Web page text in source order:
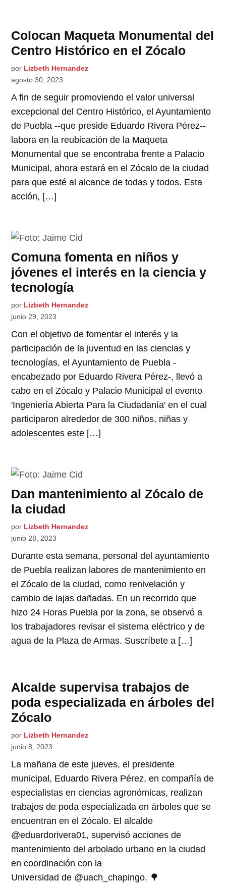
Colocan Maqueta Monumental del
Centro Histórico en el Zócalo
por Lizbeth Hernandez
agosto 30, 2023
A fin de seguir promoviendo el valor universal
excepcional del Centro Histórico, el Ayuntamiento
de Puebla --que preside Eduardo Rivera Pérez--
labora en la reubicación de la Maqueta
Monumental que se encontraba frente a Palacio
Municipal, ahora estará en el Zócalo de la ciudad
para que esté al alcance de todas y todos. Esta
acción, […]
Comuna fomenta en niños y
jóvenes el interés en la ciencia y
tecnología
por Lizbeth Hernandez
junio 29, 2023
Con el objetivo de fomentar el interés y la
participación de la juventud en las ciencias y
tecnologías, el Ayuntamiento de Puebla -
encabezado por Eduardo Rivera Pérez-, llevó a
cabo en el Zócalo y Palacio Municipal el evento
'Ingeniería Abierta Para la Ciudadanía' en el cual
participaron alrededor de 300 niños, niñas y
adolescentes este […]
Dan mantenimiento al Zócalo de
la ciudad
por Lizbeth Hernandez
junio 28, 2023
Durante esta semana, personal del ayuntamiento
de Puebla realizan labores de mantenimiento en
el Zócalo de la ciudad, como renivelación y
cambio de lajas dañadas. En un recorrido que
hizo 24 Horas Puebla por la zona, se observó a
los trabajadores revisar el sistema eléctrico y de
agua de la Plaza de Armas. Suscríbete a […]
Alcalde supervisa trabajos de
poda especializada en árboles del
Zócalo
por Lizbeth Hernandez
junio 8, 2023
La mañana de este jueves, el presidente
municipal, Eduardo Rivera Pérez, en compañía de
especialistas en ciencias agronómicas, realizan
trabajos de poda especializada en árboles que se
encuentran en el Zócalo. El alcalde
@eduardorivera01, supervisó acciones de
mantenimiento del arbolado urbano en la ciudad
en coordinación con la
Universidad de @uach_chapingo. 🌳